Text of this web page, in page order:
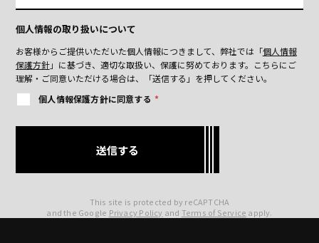
個人情報の取り扱いについて
お客様からご提供いただいた個人情報につきまして、弊社では「個人情報
保護方針」に基づき、適切な取扱い、保護に努めております。 こちらにご
理解・ご同意いただける場合は、「送信する」を押してください。
個人情報保護方針に同意する *
This site is protected by reCAPTCHA
and the Google Privacy Policy and Terms of Service apply.